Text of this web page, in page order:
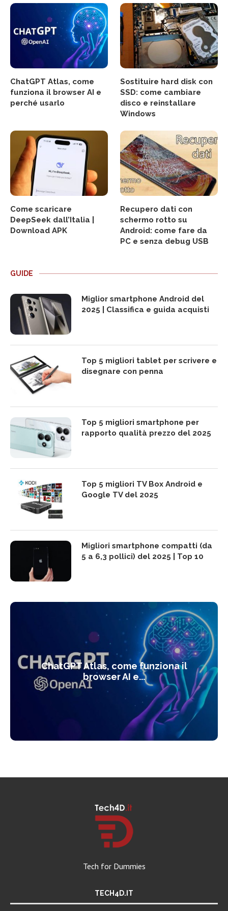
ChatGPT Atlas, come
funziona il browser AI e
perché usarlo
Sostituire hard disk con
SSD: come cambiare
disco e reinstallare
Windows
Come scaricare
DeepSeek dall’Italia |
Download APK
Recupero dati con
schermo rotto su
Android: come fare da
PC e senza debug USB
GUIDE
Miglior smartphone Android del
2025 | Classifica e guida acquisti
Top 5 migliori tablet per scrivere e
disegnare con penna
Top 5 migliori smartphone per
rapporto qualità prezzo del 2025
Top 5 migliori TV Box Android e
Google TV del 2025
Migliori smartphone compatti (da
5 a 6,3 pollici) del 2025 | Top 10
ChatGPT Atlas, come funziona il
browser AI e...
Tech for Dummies
TECH4D.IT